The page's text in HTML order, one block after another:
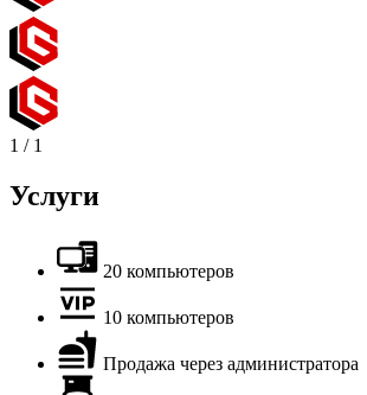
1 / 1
Услуги
20 компьютеров
10 компьютеров
Продажа через администратора